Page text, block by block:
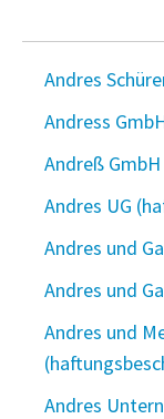
Andres
Andress
Andreß GmbH
Andres UG
Andres und
Andres und
Andres und
Andres